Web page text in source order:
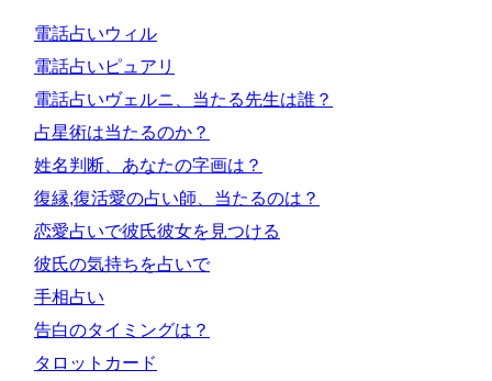
電話占いウィル
電話占いピュアリ
電話占いヴェルニ、当たる先生は誰？
占星術は当たるのか？
姓名判断、あなたの字画は？
復縁,復活愛の占い師、当たるのは？
恋愛占いで彼氏彼女を見つける
彼氏の気持ちを占いで
手相占い
告白のタイミングは？
タロットカード